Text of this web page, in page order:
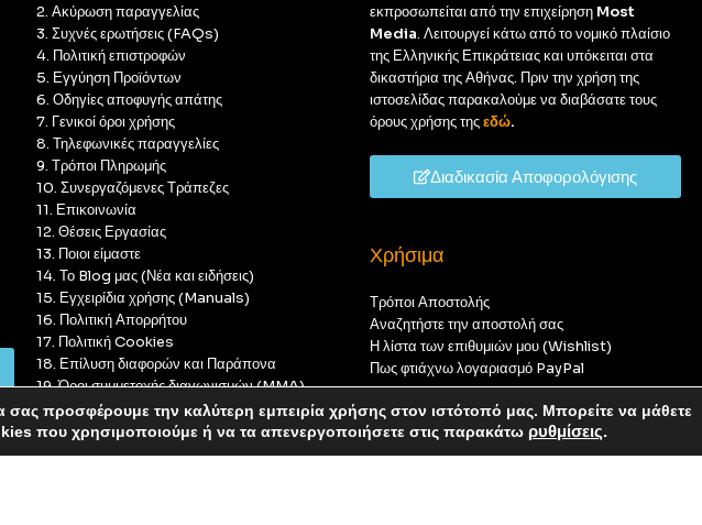
για δοκιμαστικούς σκοπούς — καμία παραγγελία δεν θα ολοκληρωθεί.
2. Ακύρωση παραγγελίας
3. Συχνές ερωτήσεις (FAQs)
4. Πολιτική επιστροφών
5. Εγγύηση Προϊόντων
6. Οδηγίες αποφυγής απάτης
7. Γενικοί όροι χρήσης
8. Τηλεφωνικές παραγγελίες
9. Τρόποι Πληρωμής
10. Συνεργαζόμενες Τράπεζες
11. Επικοινωνία
12. Θέσεις Εργασίας
13. Ποιοι είμαστε
14. Το Blog μας (Νέα και ειδήσεις)
15. Εγχειρίδια χρήσης (Manuals)
16. Πολιτική Απορρήτου
17. Πολιτική Cookies
18. Επίλυση διαφορών και Παράπονα
19. Όροι συμμετοχής διαγωνισμών (MMA)
20. GDPR Compliant
εκπροσωπείται από την επιχείρηση Most
Media. Λειτουργεί κάτω από το νομικό πλαίσιο
της Ελληνικής Επικράτειας και υπόκειται στα
δικαστήρια της Αθήνας. Πριν την χρήση της
ιστοσελίδας παρακαλούμε να διαβάσατε τους
όρους χρήσης τηςεδώ.
Διαδικασία Αποφορολόγισης
Χρήσιμα
Τρόποι Αποστολής
Αναζητήστε την αποστολή σας
Η λίστα των επιθυμιών μου (Wishlist)
Πως φτιάχνω λογαριασμό PayPal
προσφέρουμε την καλύτερη εμπειρία χρήσης στον ιστότοπό μας. Μπορείτε να μάθετε
που χρησιμοποιούμε ή να τα απενεργοποιήσετε στις παρακάτω ρυθμίσεις.